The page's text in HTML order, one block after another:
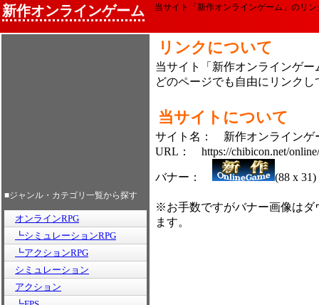
新作オンラインゲーム 当サイト「新作オンラインゲーム」のリ
■ジャンル・カテゴリ一覧から探す
オンラインRPG
┗シミュレーションRPG
┗アクションRPG
シミュレーション
アクション
リンクについて
当サイト「新作オンラインゲ
どのページでも自由にリンク
当サイトについて
サイト名： 新作オンラインゲ
URL： https://chibicon.net/
バナー：
(88 x 31)
※お手数ですがバナー画像はダ
ます。